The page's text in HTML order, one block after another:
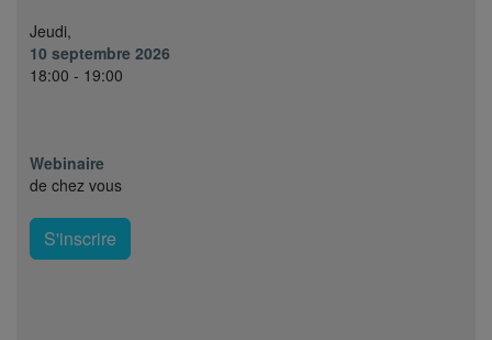
Jeudi,
10 septembre 2026
18:00 - 19:00
Webinaire
de chez vous
S'inscrire